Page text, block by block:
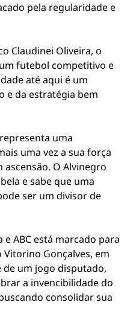
pela regularidade e
Claudinei Oliveira, o
futebol competitivo e
até aqui é um
e da estratégia bem
uma
uma vez a sua força
O Alvinegro
e sabe que uma
ser um divisor de
ABC está marcado para
Vitorino Gonçalves, em
de um jogo disputado,
a invencibilidade do
consolidar sua